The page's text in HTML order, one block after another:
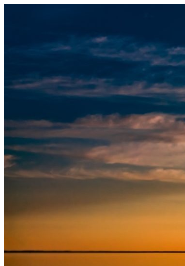
Узнать больше.